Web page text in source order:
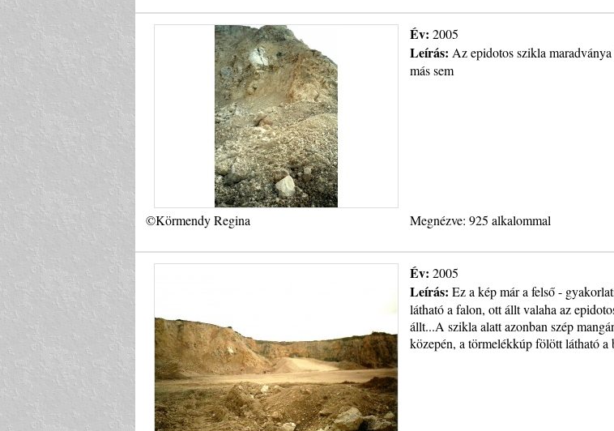
Év: 2005
Leírás: Az epidotos szikla
más sem
©Körmendy Regina Megnézve: 925 alkalommal
Év: 2005
Leírás: Ez a kép már a felső -
látható a falon, ott állt valaha az
állt...A szikla alatt azonban szép
közepén, a törmelékkúp fölött látható